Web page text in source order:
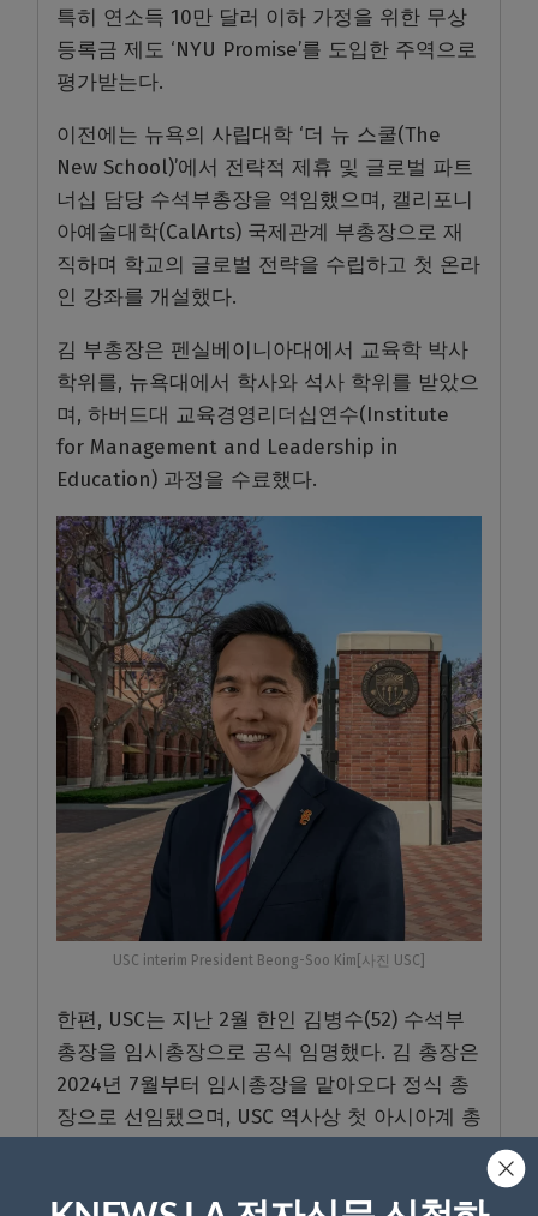
특히 연소득 10만 달러 이하 가정을 위한 무상
등록금 제도 ‘NYU Promise’를 도입한 주역으로
평가받는다.
이전에는 뉴욕의 사립대학 ‘더 뉴 스쿨(The
New School)’에서 전략적 제휴 및 글로벌 파트
너십 담당 수석부총장을 역임했으며, 캘리포니
아예술대학(CalArts) 국제관계 부총장으로 재
직하며 학교의 글로벌 전략을 수립하고 첫 온라
인 강좌를 개설했다.
김 부총장은 펜실베이니아대에서 교육학 박사
학위를, 뉴욕대에서 학사와 석사 학위를 받았으
며, 하버드대 교육경영리더십연수(Institute
for Management and Leadership in
Education) 과정을 수료했다.
USC interim President Beong-Soo Kim[사진 USC]
한편, USC는 지난 2월 한인 김병수(52) 수석부
총장을 임시총장으로 공식 임명했다. 김 총장은
2024년 7월부터 임시총장을 맡아오다 정식 총
장으로 선임됐으며, USC 역사상 첫 아시아계 총
이로써 USC는 미국 주요 명문 사립대학 가운데